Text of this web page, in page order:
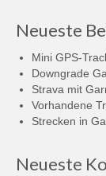
Neueste
Mini GPS-
Downgrade
Strava mit
Vorhandene
Strecken in
Neueste